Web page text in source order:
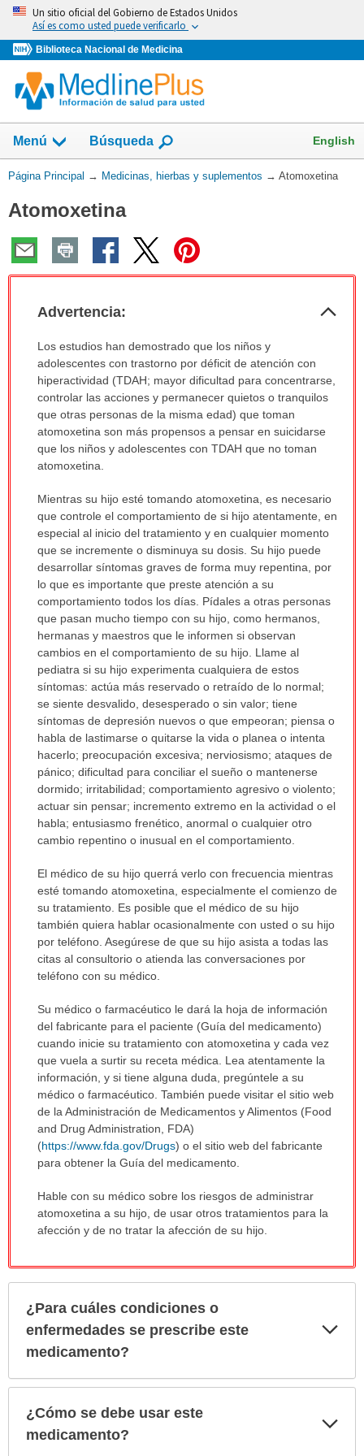
Omita
vaya
al
Contenido
Un sitio oficial del Gobierno de Estados Unidos
Así es como usted puede verificarlo
Biblioteca Nacional de Medicina
Menú
Mostrar
campo
de
Búsqueda English
Usted
aquí:
Página Principal → Medicinas, hierbas y suplementos → Atomoxetina
Atomoxetina
Advertencia:
Advertencia:
sido
extendido.
Los estudios han demostrado que los niños y
adolescentes con trastorno por déficit de atención con
hiperactividad (TDAH; mayor dificultad para concentrarse,
controlar las acciones y permanecer quietos o tranquilos
que otras personas de la misma edad) que toman
atomoxetina son más propensos a pensar en suicidarse
que los niños y adolescentes con TDAH que no toman
atomoxetina.
Mientras su hijo esté tomando atomoxetina, es necesario
que controle el comportamiento de si hijo atentamente, en
especial al inicio del tratamiento y en cualquier momento
que se incremente o disminuya su dosis. Su hijo puede
desarrollar síntomas graves de forma muy repentina, por
lo que es importante que preste atención a su
comportamiento todos los días. Pídales a otras personas
que pasan mucho tiempo con su hijo, como hermanos,
hermanas y maestros que le informen si observan
cambios en el comportamiento de su hijo. Llame al
pediatra si su hijo experimenta cualquiera de estos
síntomas: actúa más reservado o retraído de lo normal;
se siente desvalido, desesperado o sin valor; tiene
síntomas de depresión nuevos o que empeoran; piensa o
habla de lastimarse o quitarse la vida o planea o intenta
hacerlo; preocupación excesiva; nerviosismo; ataques de
pánico; dificultad para conciliar el sueño o mantenerse
dormido; irritabilidad; comportamiento agresivo o violento;
actuar sin pensar; incremento extremo en la actividad o el
habla; entusiasmo frenético, anormal o cualquier otro
cambio repentino o inusual en el comportamiento.
El médico de su hijo querrá verlo con frecuencia mientras
esté tomando atomoxetina, especialmente el comienzo de
su tratamiento. Es posible que el médico de su hijo
también quiera hablar ocasionalmente con usted o su hijo
por teléfono. Asegúrese de que su hijo asista a todas las
citas al consultorio o atienda las conversaciones por
teléfono con su médico.
Su médico o farmacéutico le dará la hoja de información
del fabricante para el paciente (Guía del medicamento)
cuando inicie su tratamiento con atomoxetina y cada vez
que vuela a surtir su receta médica. Lea atentamente la
información, y si tiene alguna duda, pregúntele a su
médico o farmacéutico. También puede visitar el sitio web
de la Administración de Medicamentos y Alimentos (Food
and Drug Administration, FDA)
(https://www.fda.gov/Drugs) o el sitio web del fabricante
para obtener la Guía del medicamento.
Hable con su médico sobre los riesgos de administrar
atomoxetina a su hijo, de usar otros tratamientos para la
afección y de no tratar la afección de su hijo.
¿Para cuáles condiciones o
enfermedades se prescribe este
medicamento?
¿Cómo se debe usar este
medicamento?